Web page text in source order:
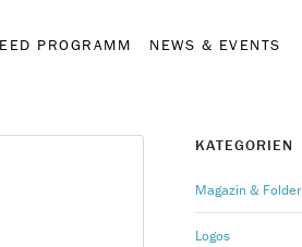
PROGRAMM NEWS & EVENTS
KATEGORIEN
Magazin & Folder
Logos